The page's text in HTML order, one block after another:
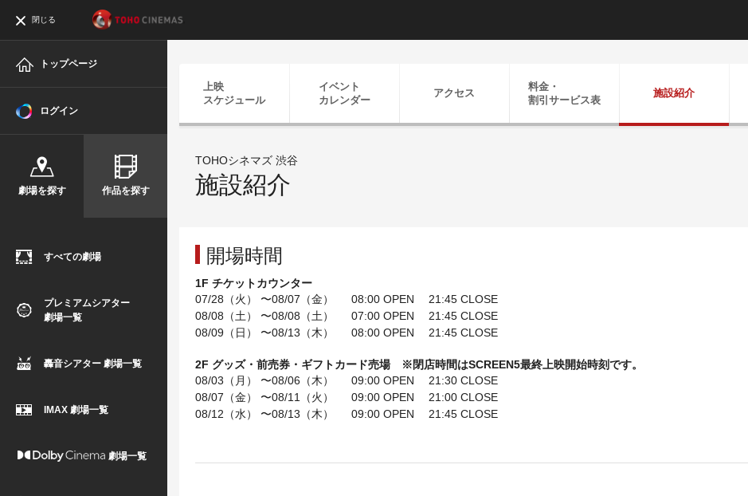
閉じる
トップページ
ログイン
劇場を探す 作品を探す
すべての劇場
プレミアムシアター
劇場一覧
轟音シアター 劇場一覧
IMAX 劇場一覧
劇場一覧
上映
スケジュール
イベント
カレンダー
アクセス
料金・
割引 サービス表
施設紹介
TOHOシネマズ 渋谷
施設紹介
開場時間
1F チケットカウンター
07/28（火） 〜08/07（金） 08:00 OPEN 21:45 CLOSE
08/08（土） 〜08/08（土） 07:00 OPEN 21:45 CLOSE
08/09（日） 〜08/13（木） 08:00 OPEN 21:45 CLOSE
2F グッズ・前売券・ギフトカード売場 ※閉店時間はSCREEN5最終上映開始時刻です。
08/03（月） 〜08/06（木） 09:00 OPEN 21:30 CLOSE
08/07（金） 〜08/11（火） 09:00 OPEN 21:00 CLOSE
08/12（水） 〜08/13（木） 09:00 OPEN 21:45 CLOSE